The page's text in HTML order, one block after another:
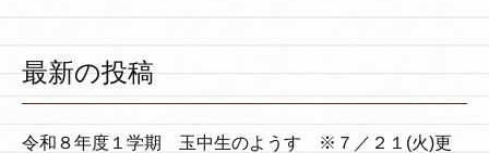
最新の投稿
令和８年度１学期 玉中生のようす ※７／２１(火)更